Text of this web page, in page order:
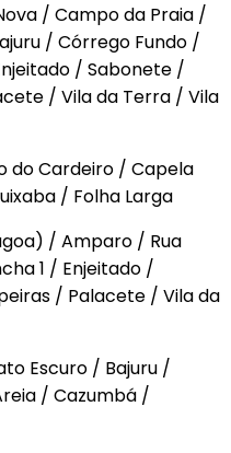
/ Campo da Praia /
/ Córrego Fundo /
/ Sabonete /
/ Vila da Terra / Vila
do Cardeiro / Capela
/ Folha Larga
/ Amparo / Rua
1 / Enjeitado /
/ Palacete / Vila da
Escuro / Bajuru /
/ Cazumbá /